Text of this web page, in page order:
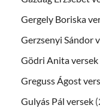
Gergely Boriska
Gerzsenyi Sándor
Gödri Anita versek
Greguss Ágost
Gulyás Pál versek